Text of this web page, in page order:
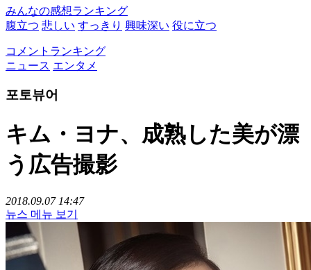
みんなの感想ランキング
腹立つ 悲しい すっきり 興味深い 役に立つ
コメントランキング
ニュース エンタメ
포토뷰어
キム・ヨナ、成熟した美が漂
う広告撮影
2018.09.07 14:47
뉴스 메뉴 보기